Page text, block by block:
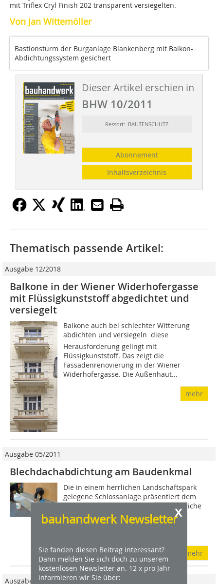
mit Triflex Cryl Finish 202 transparent versiegelten.
Von Jan Wittemöller
Bastionsturm der Burganlage Blankenberg mit Balkon-
Abdichtungssystem gesichert
Dieser Artikel erschien in
BHW 10/2011
Ressort: BAUTENSCHUTZ
Abonnement
Inhaltsverzeichnis
x
bauhandwerk Newsletter
Sie fanden diesen Beitrag interessant?
Dann melden Sie sich doch zu unserem
kostenlosen Newsletter an. 12 x pro Jahr
informieren wir Sie über:
Thematisch passende Artikel:
Ausgabe 12/2018
Balkone in der Wiener Widerhofergasse
mit Flüssigkunststoff abgedichtet und
versiegelt
Balkone auch bei schlechter Witterung
abdichten und versiegeln  diese
Herausforderung gelingt mit
Flüssigkunststoff. Das zeigt die
Fassadenrenovierung in der Wiener
Widerhofergasse. Die Außenhaut...
mehr
Ausgabe 05/2011
Blechdachabdichtung am Baudenkmal
Die in einem herrlichen Landschaftspark
gelegene Schlossanlage präsentiert dem
Besucher unter anderem eine beachtliche
Jugendstilbibliothek und eine
Gemäldegalerie. Um die
mehr
Ausgabe 04/2019